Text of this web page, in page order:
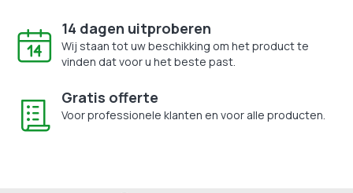
14 dagen uitproberen
Wij staan tot uw beschikking om het product te
vinden dat voor u het beste past.
Gratis offerte
Voor professionele klanten en voor alle producten.